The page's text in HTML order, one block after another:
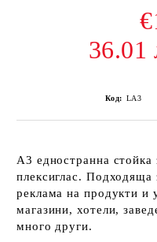
Код: LА3
А3 едностранна
плексиглас.
реклама на продукти и
магазини, хотели,
много други.